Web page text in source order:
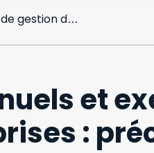
Présentation simplifiée des comptes annuels et exemption du rapport de gestion des petites entreprises : précisions en cas de constitution de société
et
: